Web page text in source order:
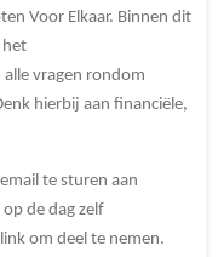
Voor Elkaar. Binnen dit
het
vragen rondom
hierbij aan financiële,
te sturen aan
de dag zelf
om deel te nemen.